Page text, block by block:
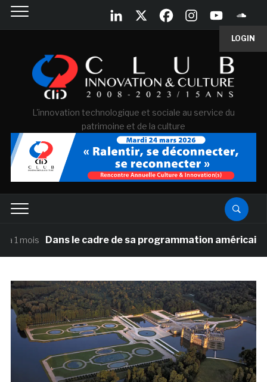
LOGIN
L'innovation technologique et sociale au service du
patrimoine et de la culture
Dans le cadre de sa programmation américaine,